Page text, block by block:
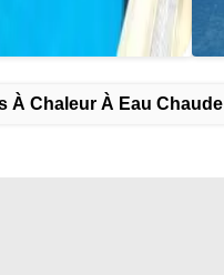
À Chaleur À Eau Chaude